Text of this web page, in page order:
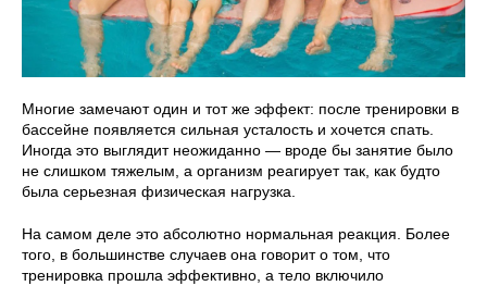
Многие замечают один и тот же эффект: после тренировки в
бассейне появляется сильная усталость и хочется спать.
Иногда это выглядит неожиданно — вроде бы занятие было
не слишком тяжелым, а организм реагирует так, как будто
была серьезная физическая нагрузка.
На самом деле это абсолютно нормальная реакция. Более
того, в большинстве случаев она говорит о том, что
тренировка прошла эффективно, а тело включило